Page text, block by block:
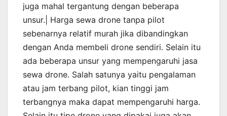
juga mahal tergantung dengan beberapa
unsur.| Harga sewa drone tanpa pilot
sebenarnya relatif murah jika dibandingkan
dengan Anda membeli drone sendiri. Selain itu
ada beberapa unsur yang mempengaruhi jasa
sewa drone. Salah satunya yaitu pengalaman
atau jam terbang pilot, kian tinggi jam
terbangnya maka dapat mempengaruhi harga.